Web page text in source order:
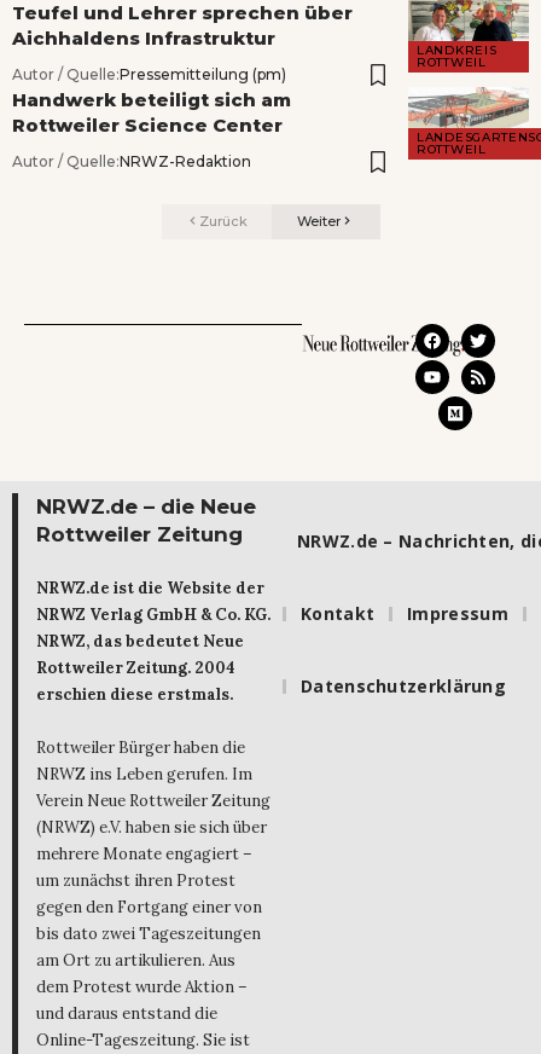
LANDKREIS
ROTTWEIL
Teufel und Lehrer sprechen über
Aichhaldens Infrastruktur
Autor / Quelle:Pressemitteilung (pm)
ROTTWEIL
Handwerk beteiligt sich am
Rottweiler Science Center
Autor / Quelle:NRWZ-Redaktion
Zurück Weiter
NRWZ.de – die Neue
Rottweiler Zeitung
NRWZ.de ist die Website der
NRWZ Verlag GmbH & Co. KG.
NRWZ, das bedeutet Neue
Rottweiler Zeitung. 2004
erschien diese erstmals.
Rottweiler Bürger haben die
NRWZ ins Leben gerufen. Im
Verein Neue Rottweiler Zeitung
(NRWZ) e.V. haben sie sich über
mehrere Monate engagiert –
um zunächst ihren Protest
gegen den Fortgang einer von
bis dato zwei Tageszeitungen
am Ort zu artikulieren. Aus
dem Protest wurde Aktion –
und daraus entstand die
Online-Tageszeitung. Sie ist
NRWZ.de – Nachrichten,
Kontakt Impressum
Datenschutzerklärung